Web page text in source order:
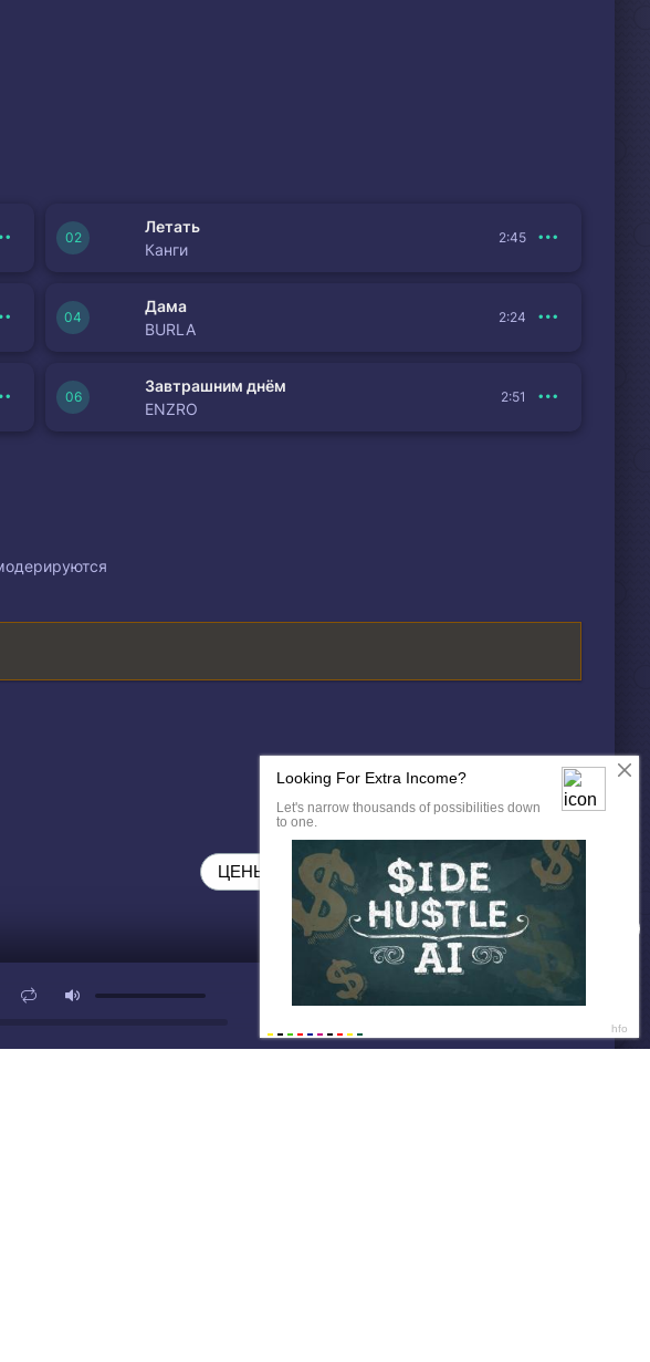
Летать
Канги
2:45
Дама
BURLA
2:24
Завтрашним днём
ENZRO
2:51
ЦЕНЫ НИЖЕ НЕКУДА ❗❗❗